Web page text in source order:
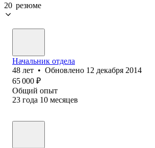
20 резюме
Начальник отдела
48 лет • Обновлено 12 декабря 2014
65 000 ₽
Общий опыт
23 года 10 месяцев